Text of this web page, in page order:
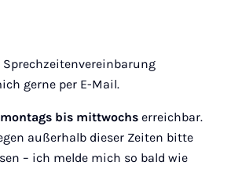
Sprechzeitenvereinbarung
gerne per E-Mail.
montags bis mittwochs erreichbar.
außerhalb dieser Zeiten bitte
– ich melde mich so bald wie